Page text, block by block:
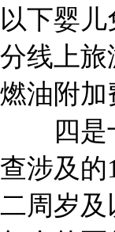
以下婴
分线上旅
燃油附加
四是十
查涉及的
二周岁及